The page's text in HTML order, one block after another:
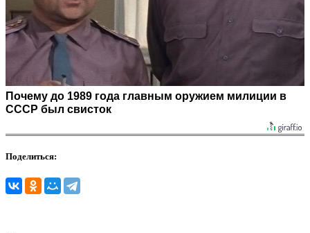
Почему до 1989 года главным оружием милиции в
СССР был свисток
Поделиться: